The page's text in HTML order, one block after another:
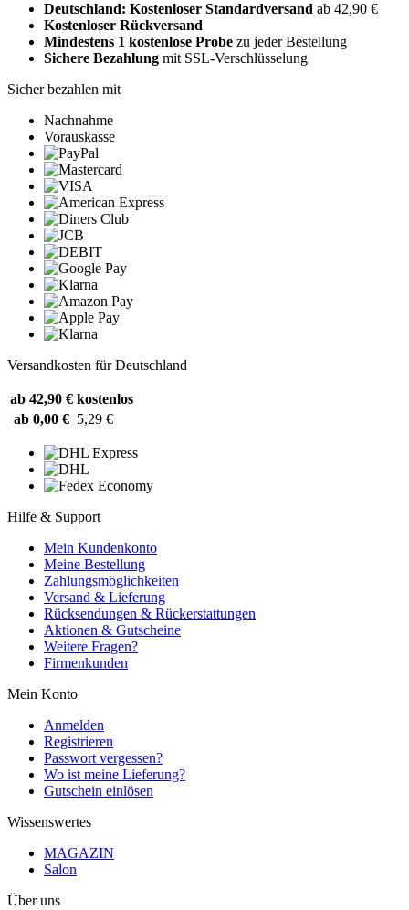
Deutschland: Kostenloser Standardversand ab 42,90 €
Kostenloser Rückversand
Mindestens 1 kostenlose Probe zu jeder Bestellung
Sichere Bezahlung mit SSL-Verschlüsselung
Sicher bezahlen mit
Nachnahme
Vorauskasse
Versandkosten für Deutschland
ab 42,90 € kostenlos
ab 0,00 € 5,29 €
Hilfe & Support
Mein Kundenkonto
Meine Bestellung
Zahlungsmöglichkeiten
Versand & Lieferung
Rücksendungen & Rückerstattungen
Aktionen & Gutscheine
Weitere Fragen?
Firmenkunden
Mein Konto
Anmelden
Registrieren
Passwort vergessen?
Wo ist meine Lieferung?
Gutschein einlösen
Wissenswertes
MAGAZIN
Salon
Über uns